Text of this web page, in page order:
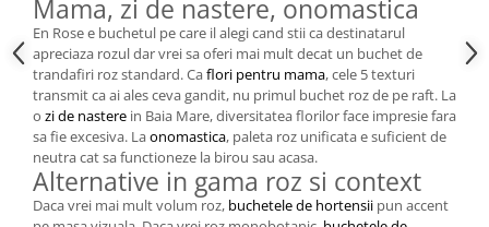
Mama, zi de nastere, onomastica
En Rose e buchetul pe care il alegi cand stii ca destinatarul
apreciaza rozul dar vrei sa oferi mai mult decat un buchet de
trandafiri roz standard. Caflori pentru mama, cele 5 texturi
transmit ca ai ales ceva gandit, nu primul buchet roz de pe raft. La
o zi de nastere in Baia Mare, diversitatea florilor face impresie fara
sa fie excesiva. Laonomastica, paleta roz unificata e suficient de
neutra cat sa functioneze la birou sau acasa.
Alternative in gama roz si context
Daca vrei mai mult volum roz, buchetele de hortensii pun accent